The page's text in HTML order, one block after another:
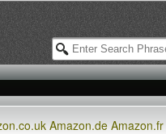
Amazon.de Amazon.fr